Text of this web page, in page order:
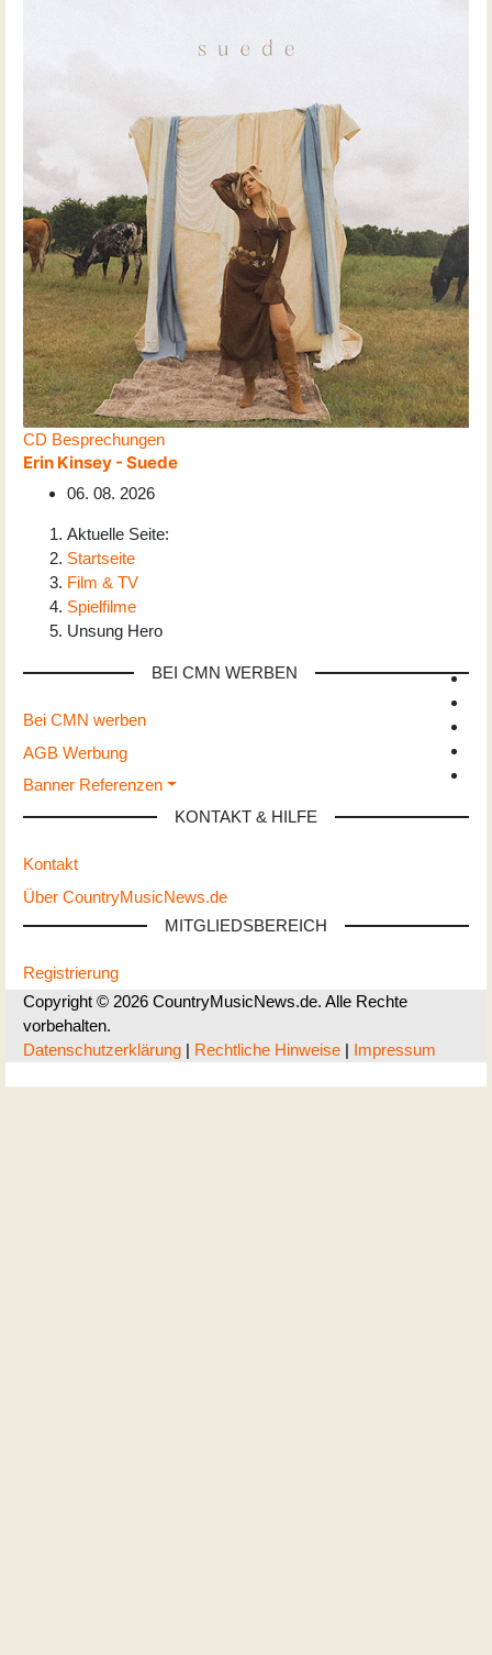
CD Besprechungen
Erin Kinsey - Suede
06. 08. 2026
Aktuelle Seite:
Startseite
Film & TV
Spielfilme
Unsung Hero
BEI CMN WERBEN
Bei CMN werben
AGB Werbung
Banner Referenzen
KONTAKT & HILFE
Kontakt
Über CountryMusicNews.de
MITGLIEDSBEREICH
Registrierung
Copyright © 2026 CountryMusicNews.de. Alle Rechte
vorbehalten.
Datenschutzerklärung | Rechtliche Hinweise | Impressum